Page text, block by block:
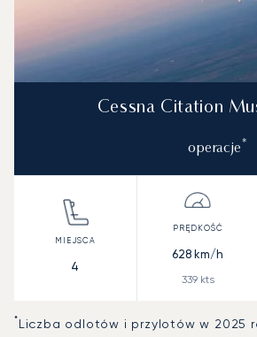
Cessna Citation
operacje*
4
628 km/h
339kts
*Liczba odlotów i przylotów w 2025